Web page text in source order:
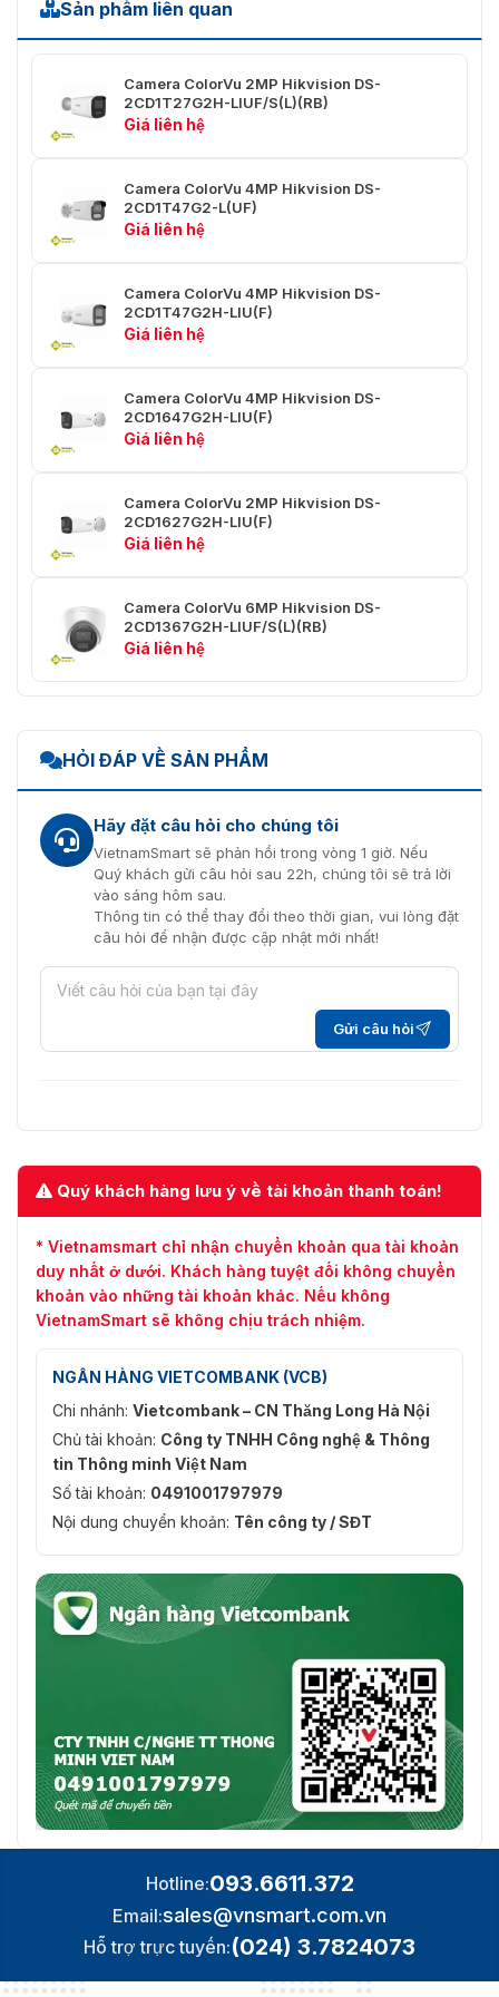
Video
60 Hz: 30 fps (1920 × 1080, 1280 × 720)
Luồng phụ
50 Hz: 25 fps (640 × 480, 640 × 360)
Nén video
Luồng chính: H.265+/H.265/H.264+/H.264,
Luồng phụ: H.265/H.264/MJPEG
Loại
H.264
Baseline Profile, Main Profile, High Profile
Main Profile
Kiểm soát
Vùng
quan tâm
(ROI)
1 vùng cố định cho luồng chính
Âm thanh
Loại âm
thanh
-U: Âm thanh đơn
trường
mẫu âm
thanh
-U: 8 kHz/16 kHz
Nén âm
-U:
G.711ulaw/G.711alaw/G.722.1/G.726/MP2L2/
LC
Tốc độ bit
-U: 64 Kbps (G.711ulaw)/64 Kbps (G.711alaw)/16
(G.722.1)/16 Kbps (G.726)/32 đến 160 Kbps
đến 64 Kbps (AAC-LC)
Xem trực
tiếp đồng
thời
Tối đa 6 kênh
API
Giao thức mở Open Network Video Interface
S, Profile T, Profile G (chỉ mô hình -U hỗ trợ)),
SDK
dùng/máy
chủ
3 cấp độ người dùng: quản trị viên, điều hành và
người dùng
Bảo mật
Bảo vệ bằng mật khẩu, mật khẩu phức tạp,
watermark, xác thực cơ bản và xác thực digest
HTTP, xác thực WSSE và digest cho Open
Video Interface, nhật ký kiểm tra bảo mật, xác
máy chủ (địa chỉ MAC)
Trình
duyệt web
Yêu cầu plug-in để xem trực tiếp: IE 10, IE 11,
Dịch vụ địa phương: Chrome 57.0+, Firefox
rộng
(WDR)
WDR kỹ thuật số
SNR ≥ 52 dB
Chuyển
hình ảnh
BLC, HLC, 3D DNR
Sản phẩm liên quan
Camera ColorVu 2MP Hikvision DS-
2CD1T27G2H-LIUF/S(L)(RB)
Giá liên hệ
Camera ColorVu 4MP Hikvision DS-
2CD1T47G2-L(UF)
Giá liên hệ
Camera ColorVu 4MP Hikvision DS-
2CD1T47G2H-LIU(F)
Giá liên hệ
Camera ColorVu 4MP Hikvision DS-
2CD1647G2H-LIU(F)
Giá liên hệ
Camera ColorVu 2MP Hikvision DS-
2CD1627G2H-LIU(F)
Giá liên hệ
Camera ColorVu 6MP Hikvision DS-
2CD1367G2H-LIUF/S(L)(RB)
Giá liên hệ
HỎI ĐÁP VỀ SẢN PHẨM
Hãy đặt câu hỏi cho chúng tôi
VietnamSmart sẽ phản hồi trong vòng 1 giờ. Nếu
Quý khách gửi câu hỏi sau 22h, chúng tôi sẽ trả lời
vào sáng hôm sau.
Thông tin có thể thay đổi theo thời gian, vui lòng đặt
câu hỏi để nhận được cập nhật mới nhất!
Gửi câu hỏi
Quý khách hàng lưu ý về tài khoản thanh toán!
* Vietnamsmart chỉ nhận chuyển khoản qua tài khoản
duy nhất ở dưới. Khách hàng tuyệt đối không chuyển
khoản vào những tài khoản khác. Nếu không
VietnamSmart sẽ không chịu trách nhiệm.
NGÂN HÀNG VIETCOMBANK (VCB)
Chi nhánh: Vietcombank – CN Thăng Long Hà Nội
Chủ tài khoản: Công ty TNHH Công nghệ & Thông
tin Thông minh Việt Nam
Số tài khoản: 0491001797979
Nội dung chuyển khoản: Tên công ty / SĐT
Hotline:093.6611.372
Email:sales@vnsmart.com.vn
Hỗ trợ trực tuyến:(024) 3.7824073